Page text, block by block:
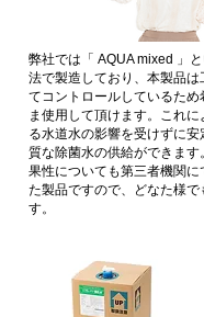
弊社では「 AQUA mixed 」
法で製造しており、本製品
てコントロールしているため
ま使用して頂けます。これ
る水道水の影響を受けずに
質な除菌水の供給ができま
果性についても第三者機関に
た製品ですので、どなた様で
す。